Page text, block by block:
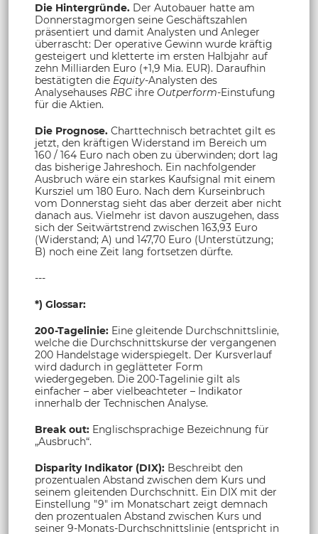
Die Hintergründe. Der Autobauer hatte am
Donnerstagmorgen seine Geschäftszahlen
präsentiert und damit Analysten und Anleger
überrascht: Der operative Gewinn wurde kräftig
gesteigert und kletterte im ersten Halbjahr auf
zehn Milliarden Euro (+1,9 Mia. EUR). Daraufhin
bestätigten die Equity-Analysten des
Analysehauses RBCihre Outperform-Einstufung
für die Aktien.
Die Prognose. Charttechnisch betrachtet gilt es
jetzt, den kräftigen Widerstand im Bereich um
160 / 164 Euro nach oben zu überwinden; dort lag
das bisherige Jahreshoch. Ein nachfolgender
Ausbruch wäre ein starkes Kaufsignal mit einem
Kursziel um 180 Euro. Nach dem Kurseinbruch
vom Donnerstag sieht das aber derzeit aber nicht
danach aus. Vielmehr ist davon auszugehen, dass
sich der Seitwärtstrend zwischen 163,93 Euro
(Widerstand; A) und 147,70 Euro (Unterstützung;
B) noch eine Zeit lang fortsetzen dürfte.
---
*) Glossar:
200-Tagelinie: Eine gleitende Durchschnittslinie,
welche die Durchschnittskurse der vergangenen
200 Handelstage widerspiegelt. Der Kursverlauf
wird dadurch in geglätteter Form
wiedergegeben. Die 200-Tagelinie gilt als
einfacher – aber vielbeachteter – Indikator
innerhalb der Technischen Analyse.
Break out: Englischsprachige Bezeichnung für
„Ausbruch“.
Disparity Indikator (DIX): Beschreibt den
prozentualen Abstand zwischen dem Kurs und
seinem gleitenden Durchschnitt. Ein DIX mit der
Einstellung "9" im Monatschart zeigt demnach
den prozentualen Abstand zwischen Kurs und
seiner 9-Monats-Durchschnittslinie (entspricht in